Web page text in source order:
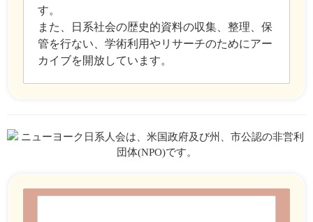
す。
また、日系社会の歴史的資料の収集、整理、保
管を行ない、学術利用やリサーチのためにアー
カイブを開放しています。